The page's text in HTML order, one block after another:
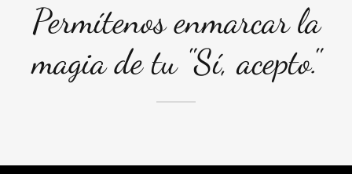
Permítenos enmarcar la
magia de tu "Sí, acepto."